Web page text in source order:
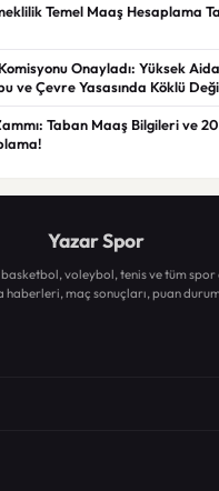
Temel Maaş Hesaplama
Onayladı: Yüksek
ve Çevre Yasasında Köklü
Taban Maaş Bilgileri ve
Yazar Spor
voleybol, tenis ve tüm spor
haberleri, maç sonuçları, puan